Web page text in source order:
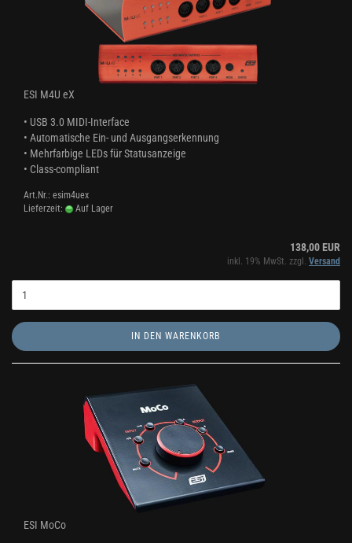
ESI M4U eX
• USB 3.0 MIDI-Interface
• Automatische Ein- und Ausgangserkennung
• Mehrfarbige LEDs für Statusanzeige
• Class-compliant
Art.Nr.: esim4uex
Lieferzeit:
Auf Lager
138,00 EUR
inkl. 19% MwSt. zzgl. Versand
IN DEN WARENKORB
ESI MoCo